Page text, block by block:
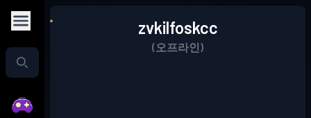
zvkilfoskcc
(오프라인)